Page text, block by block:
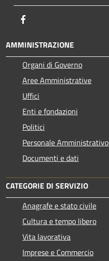
AMMINISTRAZIONE
Organi di Governo
Aree Amministrative
Uffici
Enti e fondazioni
Politici
Personale Amministrativo
Documenti e dati
CATEGORIE DI SERVIZIO
Anagrafe e stato civile
Cultura e tempo libero
Vita lavorativa
Imprese e Commercio